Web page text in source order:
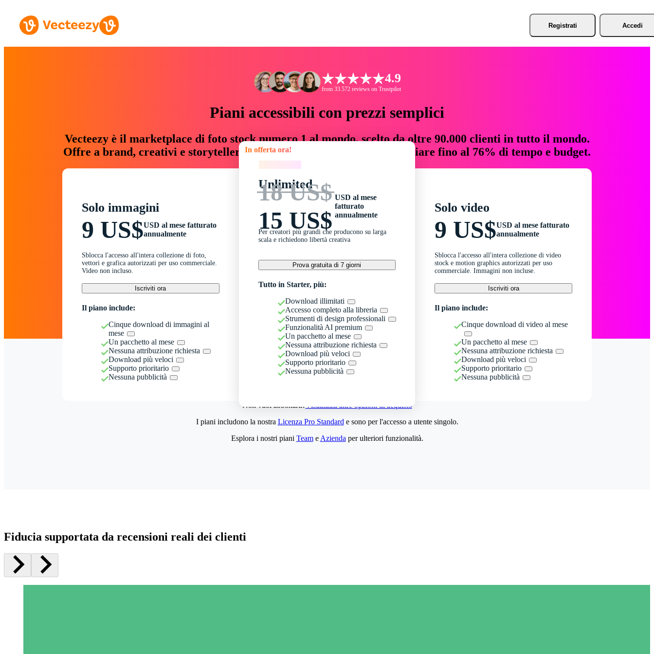
Registrati Accedi
4.9
from 33.572 reviews on Trustpilot
Piani accessibili con prezzi semplici
Vecteezy è il marketplace di foto stock numero 1 al mondo, scelto da oltre 90.000 clienti in tutto il mondo.
Offre a brand, creativi e storyteller risorse creative che fanno risparmiare fino al 76% di tempo e budget.
Solo immagini
9 US$USD al mese fatturato
annualmente
Sblocca l'accesso all'intera collezione di foto,
vettori e grafica autorizzati per uso commerciale.
Video non incluso.
Iscriviti ora
Il piano include:
Cinque download di immagini al
mese
Un pacchetto al mese
Nessuna attribuzione richiesta
Download più veloci
Supporto prioritario
Nessuna pubblicità
In offerta ora!
Unlimited
18 US$
15 US$
USD al mese
fatturato
annualmente
Per creatori più grandi che producono su larga
scala e richiedono libertà creativa
Prova gratuita di 7 giorni
Tutto in Starter, più:
Download illimitati
Accesso completo alla libreria
Strumenti di design professionali
Funzionalità AI premium
Un pacchetto al mese
Nessuna attribuzione richiesta
Download più veloci
Supporto prioritario
Nessuna pubblicità
Solo video
9 US$USD al mese fatturato
annualmente
Sblocca l'accesso all'intera collezione di video
stock e motion graphics autorizzati per uso
commerciale. Immagini non incluse.
Iscriviti ora
Il piano include:
Cinque download di video al mese
Un pacchetto al mese
Nessuna attribuzione richiesta
Download più veloci
Supporto prioritario
Nessuna pubblicità
Non vuoi abbonarti?Visualizza altre opzioni di acquisto
I piani includono la nostra Licenza Pro Standard e sono per l'accesso a utente singolo.
Esplora i nostri piani Teame Azienda per ulteriori funzionalità.
Fiducia supportata da recensioni reali dei clienti